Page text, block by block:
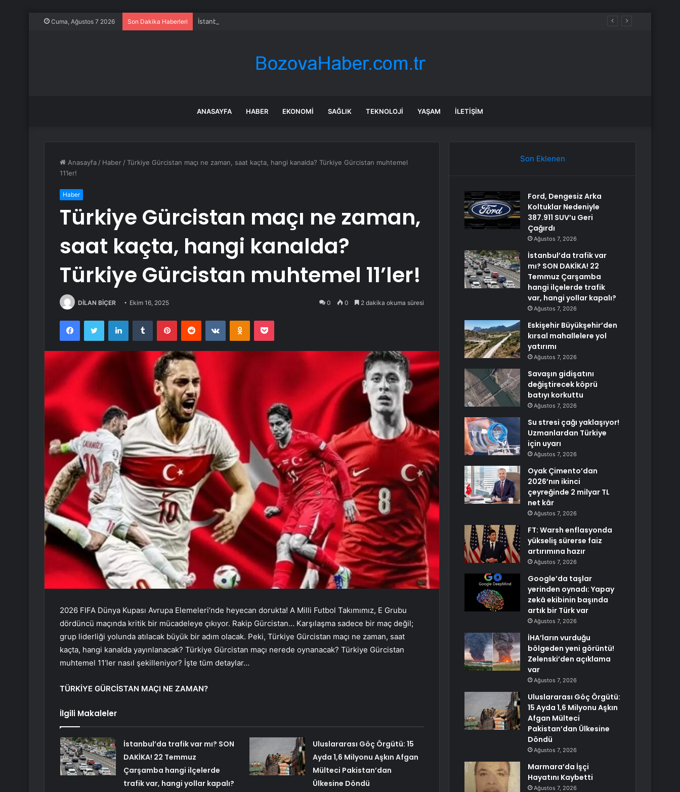
Cuma, Ağustos 7 2026 Son Dakika Haberleri İstanbul’da trafik var mı? SON DAKİKA! 22 Temmuz Çarşamba hangi ilçelerde trafik var, hangi yollar kapalı?
ANASAYFA HABER EKONOMI SAĞLIK TEKNOLOJI YAŞAM İLETIŞIM
Anasayfa / Haber /Türkiye Gürcistan maçı ne zaman, saat kaçta, hangi kanalda? Türkiye Gürcistan muhtemel
11’ler!
Haber
Türkiye Gürcistan maçı ne zaman,
saat kaçta, hangi kanalda?
Türkiye Gürcistan muhtemel 11’ler!
DİLAN BİÇER Ekim 16, 2025 0 0 2 dakika okuma süresi
FacebookTwitter LinkedInTumblr PinterestReddit VKontakteOdnoklassniki
Pocket
2026 FIFA Dünya Kupası Avrupa Elemeleri’nde heyecan dorukta! A Milli Futbol Takımımız, E Grubu
dördüncü maçında kritik bir mücadeleye çıkıyor. Rakip Gürcistan… Karşılaşma sadece bir maç değil;
grup liderliği yolunda atılacak büyük bir adım olacak. Peki, Türkiye Gürcistan maçı ne zaman, saat
kaçta, hangi kanalda yayınlanacak? Türkiye Gürcistan maçı nerede oynanacak? Türkiye Gürcistan
muhtemel 11’ler nasıl şekilleniyor? İşte tüm detaylar…
TÜRKİYE GÜRCİSTAN MAÇI NE ZAMAN?
İlgili Makaleler
İstanbul’da trafik var mı? SON
DAKİKA! 22 Temmuz
Çarşamba hangi ilçelerde
trafik var, hangi yollar kapalı?
Uluslararası Göç Örgütü: 15
Ayda 1,6 Milyonu Aşkın Afgan
Mülteci Pakistan’dan
Ülkesine Döndü
Son Eklenen
Ford, Dengesiz Arka
Koltuklar Nedeniyle
387.911 SUV’u Geri
Çağırdı
Ağustos 7, 2026
İstanbul’da trafik var
mı? SON DAKİKA! 22
Temmuz Çarşamba
hangi ilçelerde trafik
var, hangi yollar kapalı?
Ağustos 7, 2026
Eskişehir Büyükşehir’den
kırsal mahallelere yol
yatırımı
Ağustos 7, 2026
Savaşın gidişatını
değiştirecek köprü
batıyı korkuttu
Ağustos 7, 2026
Su stresi çağı yaklaşıyor!
Uzmanlardan Türkiye
için uyarı
Ağustos 7, 2026
Oyak Çimento’dan
2026’nın ikinci
çeyreğinde 2 milyar TL
net kâr
Ağustos 7, 2026
FT: Warsh enflasyonda
yükseliş sürerse faiz
artırımına hazır
Ağustos 7, 2026
Google’da taşlar
yerinden oynadı: Yapay
zekâ ekibinin başında
artık bir Türk var
Ağustos 7, 2026
İHA’ların vurduğu
bölgeden yeni görüntü!
Zelenski’den açıklama
var
Ağustos 7, 2026
Uluslararası Göç Örgütü:
15 Ayda 1,6 Milyonu Aşkın
Afgan Mülteci
Pakistan’dan Ülkesine
Döndü
Ağustos 7, 2026
Marmara’da İşçi
Hayatını Kaybetti
Ağustos 7, 2026